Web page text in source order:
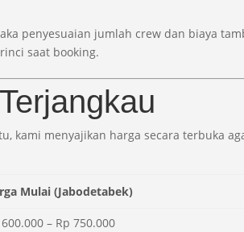
penyesuaian jumlah crew dan biaya
saat booking.
kami menyajikan harga secara terbuka
Mulai (Jabodetabek)
– Rp 750.000